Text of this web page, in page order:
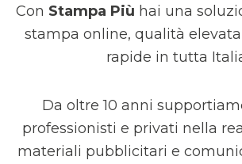
Con Stampa Più hai una
stampa online, qualità
rapide in tutta
Da oltre 10 anni
professionisti e privati nella
materiali pubblicitari e